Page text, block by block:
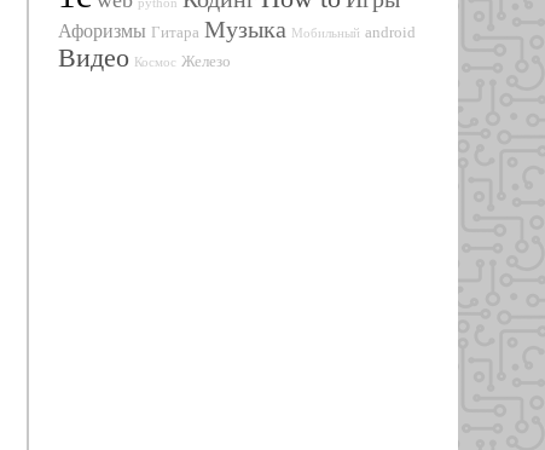
python
Афоризмы Гитара Музыка Мобильный android
Видео Космос Железо